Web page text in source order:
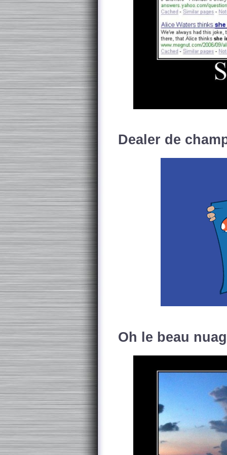
Dealer de
Oh le beau